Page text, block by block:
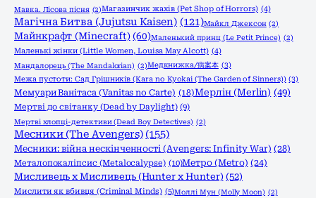
Мавка. Лісова пісня (2)Магазинчик жахів (Pet Shop of Horrors) (4)
Магічна Битва (Jujutsu Kaisen) (121)Майкл Джексон (2)
Майнкрафт (Minecraft) (60)Маленький принц (Le Petit Prince) (2)
Маленькі жінки (Little Women, Louisa May Alcott) (4)
Мандалорець (The Mandalorian) (2)Медкнижка/病案本 (3)
Межа пустоти: Сад Грішників (Kara no Kyokai (The Garden of Sinners)) (3)
Мемуари Ванітаса (Vanitas no Carte) (18)Мерлін (Merlin) (49)
Мертві до світанку (Dead by Daylight) (9)
Мертві хлопці-детективи (Dead Boy Detectives) (2)
Месники (The Avengers) (155)
Месники: війна нескінченності (Avengers: Infinity War) (28)
Металопокаліпсис (Metalocalypse) (10)Метро (Metro) (24)
Мисливець х Мисливець (Hunter x Hunter) (52)
Мислити як вбивця (Criminal Minds) (5)Моллі Мун (Molly Moon) (2)